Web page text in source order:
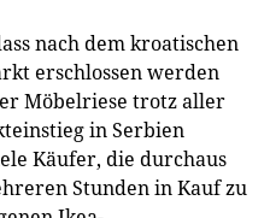
nach dem kroatischen
erschlossen werden
Möbelriese trotz aller
in Serbien
Käufer, die durchaus
Stunden in Kauf zu